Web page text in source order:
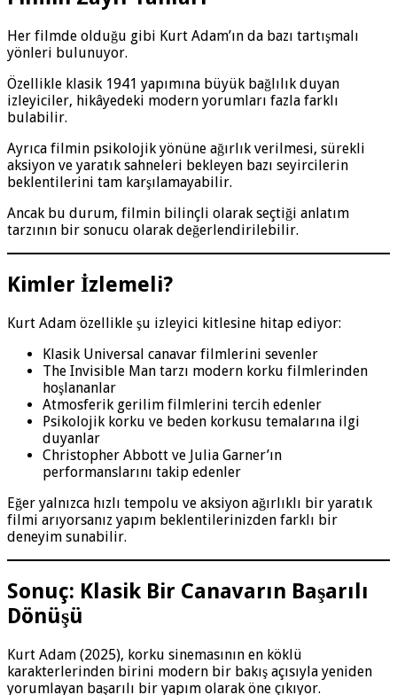
Her filmde olduğu gibi Kurt Adam’ın da bazı tartışmalı
yönleri bulunuyor.
Özellikle klasik 1941 yapımına büyük bağlılık duyan
izleyiciler, hikâyedeki modern yorumları fazla farklı
bulabilir.
Ayrıca filmin psikolojik yönüne ağırlık verilmesi, sürekli
aksiyon ve yaratık sahneleri bekleyen bazı seyircilerin
beklentilerini tam karşılamayabilir.
Ancak bu durum, filmin bilinçli olarak seçtiği anlatım
tarzının bir sonucu olarak değerlendirilebilir.
Kimler İzlemeli?
Kurt Adam özellikle şu izleyici kitlesine hitap ediyor:
Klasik Universal canavar filmlerini sevenler
The Invisible Man tarzı modern korku filmlerinden
hoşlananlar
Atmosferik gerilim filmlerini tercih edenler
Psikolojik korku ve beden korkusu temalarına ilgi
duyanlar
Christopher Abbott ve Julia Garner’ın
performanslarını takip edenler
Eğer yalnızca hızlı tempolu ve aksiyon ağırlıklı bir yaratık
filmi arıyorsanız yapım beklentilerinizden farklı bir
deneyim sunabilir.
Sonuç: Klasik Bir Canavarın Başarılı
Dönüşü
Kurt Adam (2025), korku sinemasının en köklü
karakterlerinden birini modern bir bakış açısıyla yeniden
yorumlayan başarılı bir yapım olarak öne çıkıyor.